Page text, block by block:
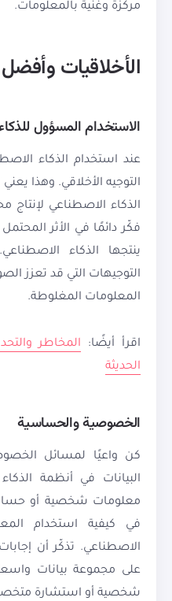
مركزة وغنية بالمعلومات.
الأخلاقيات
الاستخدام المسؤول
عند استخدام الذكاء
التوجيه الأخلاقي. وهذا
الذكاء الاصطناعي
فكّر دائمًا في الأثر
ينتجها الذكاء
التوجيهات التي قد تعزز
المعلومات المغلوطة.
اقرأ أيضًا: المخاطر
الحديثة
الخصوصية والحساسية
كن واعيًا لمسائل
البيانات في أنظمة
معلومات شخصية أو
في كيفية استخدام
الاصطناعي. تذكّر أن
على مجموعة بيانات
شخصية أو استشارة